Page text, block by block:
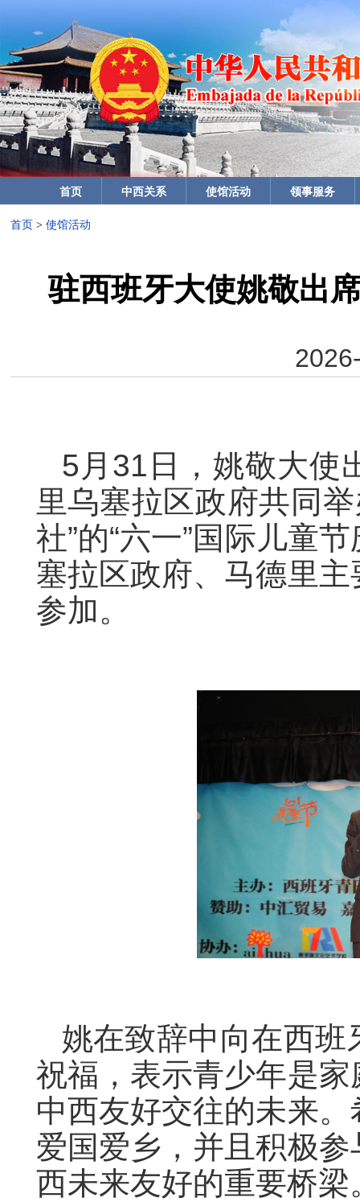
首页 中西关系 使馆活动 领事服务
首页 > 使馆活动
驻西班牙大使姚敬出
5月31日，姚敬大使
里乌塞拉区政府共同
社”的“六一”国际儿童
塞拉区政府、马德里
参加。
姚在致辞中向在西
祝福，表示青少年是
中西友好交往的未来
爱国爱乡，并且积极
西未来友好的重要桥梁